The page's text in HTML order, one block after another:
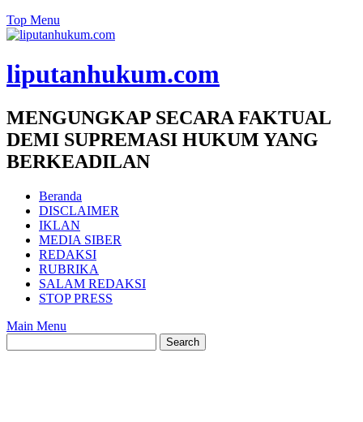
Top Menu
liputanhukum.com
MENGUNGKAP SECARA FAKTUAL
DEMI SUPREMASI HUKUM YANG
BERKEADILAN
Beranda
DISCLAIMER
IKLAN
MEDIA SIBER
REDAKSI
RUBRIKA
SALAM REDAKSI
STOP PRESS
Main Menu